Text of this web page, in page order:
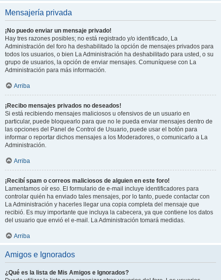
Mensajería privada
¡No puedo enviar un mensaje privado!
Hay tres razones posibles; no está registrado y/o identificado, La
Administración del foro ha deshabilitado la opción de mensajes privados para
todos los usuarios, o bien La Administración ha deshabilitado para usted, o su
grupo de usuarios, la opción de enviar mensajes. Comuníquese con La
Administración para más información.
Arriba
¡Recibo mensajes privados no deseados!
Si está recibiendo mensajes maliciosos u ofensivos de un usuario en
particular, puede bloquearlo para que no le pueda enviar mensajes dentro de
las opciones del Panel de Control de Usuario, puede usar el botón para
informar o reportar dichos mensajes a los Moderadores, o comunicarlo a La
Administración.
Arriba
¡Recibí spam o correos maliciosos de alguien en este foro!
Lamentamos oír eso. El formulario de e-mail incluye identificadores para
controlar quién ha enviado tales mensajes, por lo tanto, puede contactar con
La Administración y hacerles llegar una copia completa del mensaje que
recibió. Es muy importante que incluya la cabecera, ya que contiene los datos
del usuario que envió el e-mail. La Administración tomará medidas.
Arriba
Amigos e Ignorados
¿Qué es la lista de Mis Amigos e Ignorados?